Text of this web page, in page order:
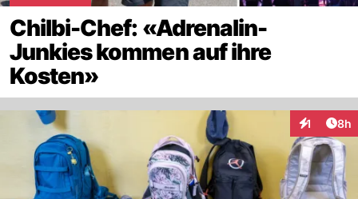
Chilbi-Chef: «Adrenalin-
Junkies kommen auf ihre
Kosten»
1 8h